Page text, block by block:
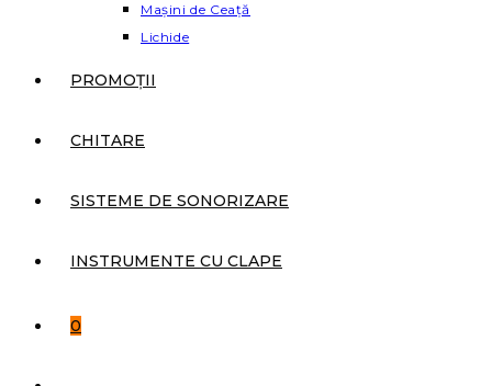
Mașini de Ceață
Lichide
PROMOȚII
CHITARE
SISTEME DE SONORIZARE
INSTRUMENTE CU CLAPE
0